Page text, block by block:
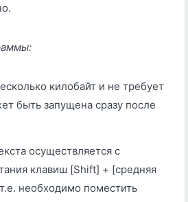
килобайт и не требует
быть запущена сразу после
осуществляется с
клавиш [Shift] + [средняя
необходимо поместить